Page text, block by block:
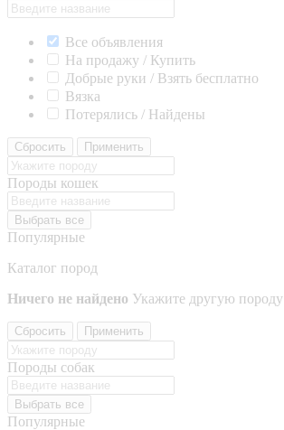
Все объявления
На продажу / Купить
Добрые руки / Взять бесплатно
Вязка
Потерялись / Найдены
Сбросить Применить
Породы кошек
Выбрать все
Популярные
Каталог пород
Ничего не найдено Укажите другую породу
Сбросить Применить
Породы собак
Выбрать все
Популярные